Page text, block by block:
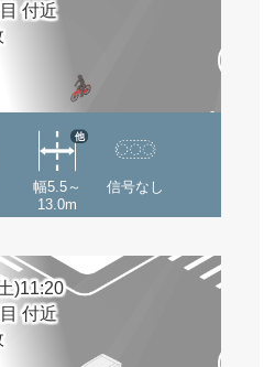
付近
幅5.5～
13.0m
他
信号なし
)11:20
付近